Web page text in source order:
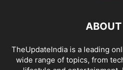
TheUpdateIndia is a leading
wide range of topics, from